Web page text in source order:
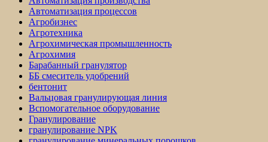
Автоматизация процессов
Агробизнес
Агротехника
Агрохимическая промышленность
Агрохимия
Барабанный гранулятор
ББ смеситель удобрений
бентонит
Вальцовая гранулирующая линия
Вспомогательное оборудование
Гранулирование
гранулирование NPK